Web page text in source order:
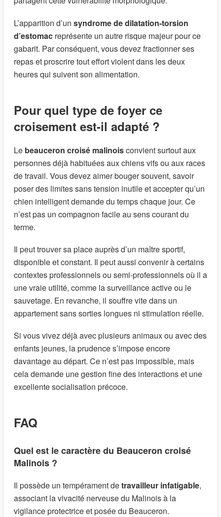
L’apparition d’un syndrome de dilatation-torsion
d’estomac représente un autre risque majeur pour ce
gabarit. Par conséquent, vous devez fractionner ses
repas et proscrire tout effort violent dans les deux
heures qui suivent son alimentation.
Pour quel type de foyer ce
croisement est-il adapté ?
Le beauceron croisé malinoisconvient surtout aux
personnes déjà habituées aux chiens vifs ou aux races
de travail. Vous devez aimer bouger souvent, savoir
poser des limites sans tension inutile et accepter qu’un
chien intelligent demande du temps chaque jour. Ce
n’est pas un compagnon facile au sens courant du
terme.
Il peut trouver sa place auprès d’un maître sportif,
disponible et constant. Il peut aussi convenir à certains
contextes professionnels ou semi-professionnels où il a
une vraie utilité, comme la surveillance active ou le
sauvetage. En revanche, il souffre vite dans un
appartement sans sorties longues ni stimulation réelle.
Si vous vivez déjà avec plusieurs animaux ou avec des
enfants jeunes, la prudence s’impose encore
davantage au départ. Ce n’est pas impossible, mais
cela demande une gestion fine des interactions et une
excellente socialisation précoce.
FAQ
Quel est le caractère du Beauceron croisé
Malinois ?
Il possède un tempérament detravailleur infatigable,
associant la vivacité nerveuse du Malinois à la
vigilance protectrice et posée du Beauceron.